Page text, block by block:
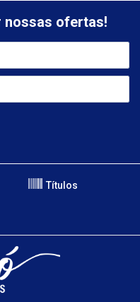
nossas ofertas!
Títulos